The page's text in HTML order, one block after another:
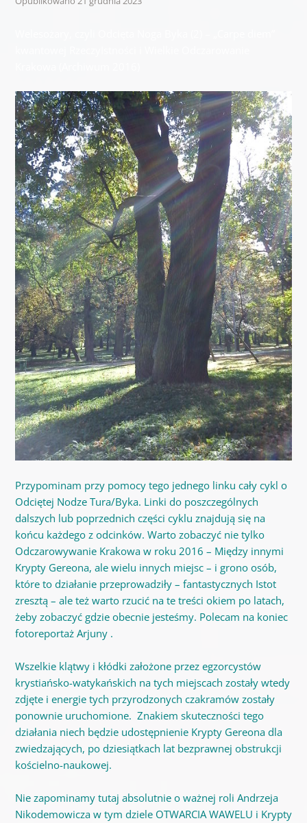
Przypominam przy pomocy tego jednego linku cały cykl o
Odciętej Nodze Tura/Byka. Linki do poszczególnych
dalszych lub poprzednich części cyklu znajdują się na
końcu każdego z odcinków. Warto zobaczyć nie tylko
Odczarowywanie Krakowa w roku 2016 – Między innymi
Krypty Gereona, ale wielu innych miejsc – i grono osób,
które to działanie przeprowadziły – fantastycznych Istot
zresztą – ale też warto rzucić na te treści okiem po latach,
żeby zobaczyć gdzie obecnie jesteśmy. Polecam na koniec
fotoreportaż Arjuny .
Wszelkie klątwy i kłódki założone przez egzorcystów
krystiańsko-watykańskich na tych miejscach zostały wtedy
zdjęte i energie tych przyrodzonych czakramów zostały
ponownie uruchomione. Znakiem skuteczności tego
działania niech będzie udostępnienie Krypty Gereona dla
zwiedzających, po dziesiątkach lat bezprawnej obstrukcji
kościelno-naukowej.
Nie zapominamy tutaj absolutnie o ważnej roli Andrzeja
Nikodemowicza w tym dziele OTWARCIA WAWELU i Krypty